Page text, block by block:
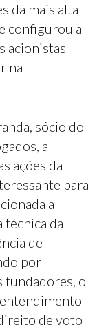
da mais alta
configurou a
acionistas
na
sócio do
a
ações da
para
a
técnica da
de
por
fundadores, o
de voto